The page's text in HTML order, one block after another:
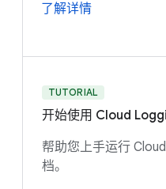
了解详情
TUTORIAL
开始使用 Cloud
帮助您上手运行
档。